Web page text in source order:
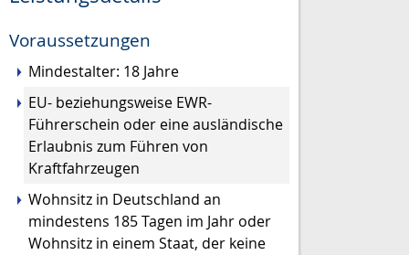
Voraussetzungen
Mindestalter: 18 Jahre
EU- beziehungsweise EWR-
Führerschein oder eine ausländische
Erlaubnis zum Führen von
Kraftfahrzeugen
Wohnsitz in Deutschland an
mindestens 185 Tagen im Jahr oder
Wohnsitz in einem Staat, der keine